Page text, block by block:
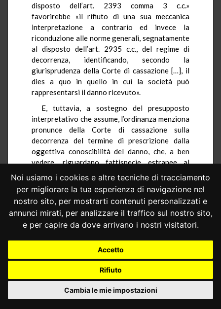
Noi usiamo i cookies e altre tecniche di tracciamento
per migliorare la tua esperienza di navigazione nel
nostro sito, per mostrarti contenuti personalizzati e
annunci mirati, per analizzare il traffico sul nostro sito,
e per capire da dove arrivano i nostri visitatori.
Accetto
Rifiuto
Cambia le mie impostazioni
disposto dell’art. 2393 comma 3 c.c.»
favorirebbe «il rifiuto di una sua meccanica
interpretazione a contrario ed invece la
riconduzione alle norme generali, segnatamente
al disposto dell’art. 2935 c.c., del regime di
decorrenza, identificando, secondo la
giurisprudenza della Corte di cassazione […], il
dies a quo in quello in cui la società può
rappresentarsi il danno ricevuto».
E, tuttavia, a sostegno del presupposto
interpretativo che assume, l’ordinanza menziona
pronunce della Corte di cassazione sulla
decorrenza del termine di prescrizione dalla
oggettiva conoscibilità del danno, che, a ben
vedere, riguardano fattispecie estranee al
contesto delle azioni societarie (Corte di
cassazione, sezione seconda civile, sentenza 5
aprile 2012, n. 5504; sezione lavoro, sentenza
11 settembre 2007, n. 19022; sezione terza
civile, sentenza 8 maggio 2006, n. 10493,
sezione lavoro, sentenza 29 agosto 2003, n.
Inoltre, è meramente assertiva la
«[n]essuna particolare difficoltà interpretativa
ha poi riguardato l’individuazione del regime
prescrizionale della responsabilità